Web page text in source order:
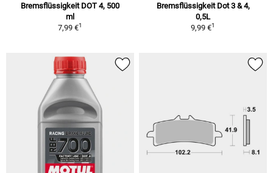
Bremsflüssigkeit DOT 4, 500
ml
7,99 €1
Bremsflüssigkeit Dot 3 & 4,
0,5L
9,99 €1